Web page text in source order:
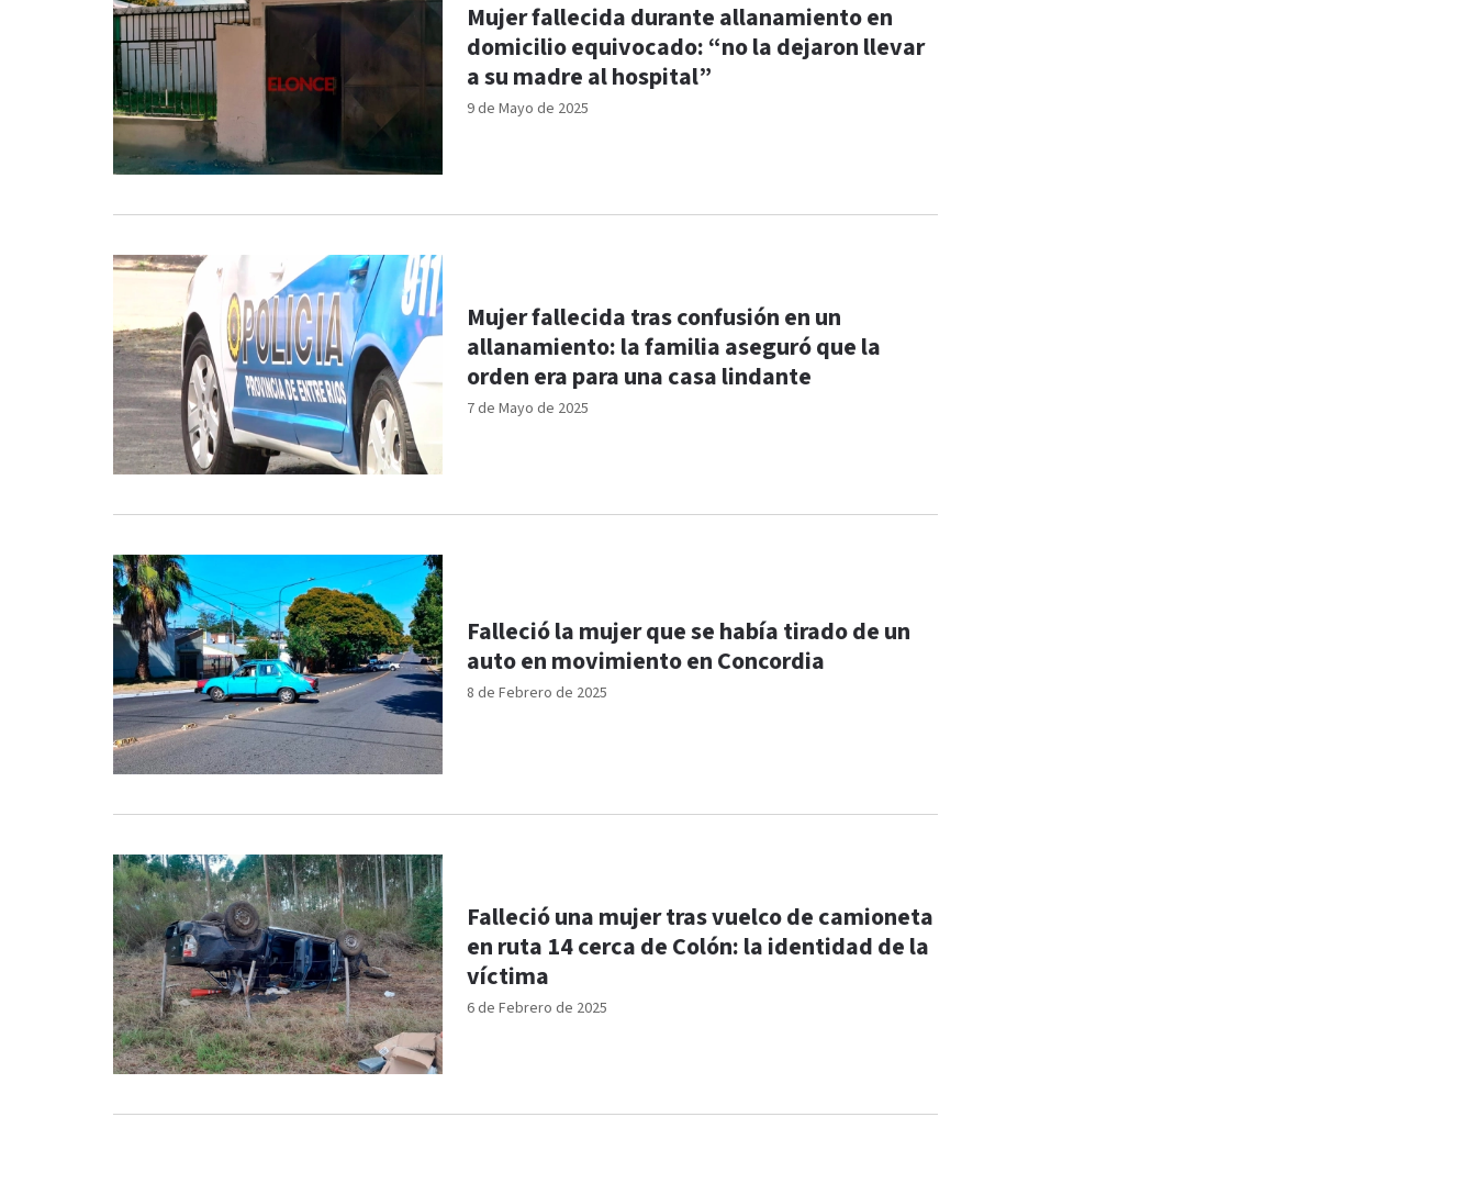
9 de Mayo de 2025
Mujer fallecida durante allanamiento en
domicilio equivocado: “no la dejaron llevar
a su madre al hospital”
7 de Mayo de 2025
Mujer fallecida tras confusión en un
allanamiento: la familia aseguró que la
orden era para una casa lindante
8 de Febrero de 2025
Falleció la mujer que se había tirado de un
auto en movimiento en Concordia
6 de Febrero de 2025
Falleció una mujer tras vuelco de camioneta
en ruta 14 cerca de Colón: la identidad de la
víctima